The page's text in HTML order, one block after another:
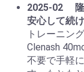
2025-02
安心して続
トレーニン
Clenash
不要で手軽